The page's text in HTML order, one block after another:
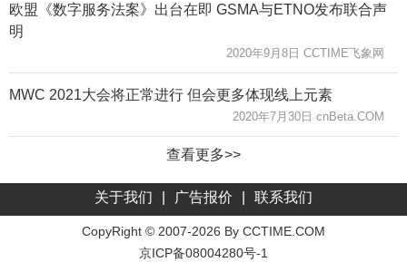
欧盟《数字服务法案》出台在即 GSMA与ETNO发布联合声
明
2020年9月8日 CCTIME飞象网
MWC 2021大会将正常进行 但会更多体现线上元素
2020年7月30日 cnBeta.COM
查看更多>>
关于我们 广告报价 联系我们
CopyRight © 2007-2026 By CCTIME.COM
京ICP备08004280号-1